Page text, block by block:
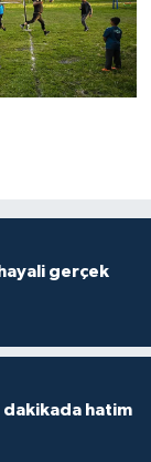
gerçek
dakikada hatim